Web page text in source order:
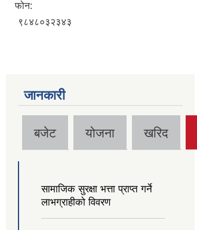
फोन:
९८४८०३२३४३
जानकारी
बजेट योजना खरिद
सामाजिक सुरक्षा भत्ता प्राप्त गर्ने
लाभग्राहीको विवरण